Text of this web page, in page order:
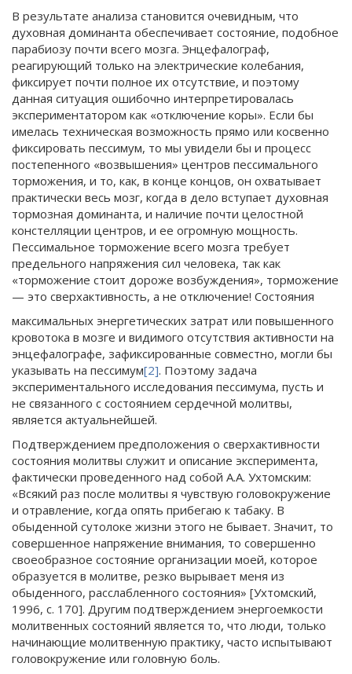
В результате анализа становится очевидным, что
духовная доминанта обеспечивает состояние, подобное
парабиозу почти всего мозга. Энцефалограф,
реагирующий только на электрические колебания,
фиксирует почти полное их отсутствие, и поэтому
данная ситуация ошибочно интерпретировалась
экспериментатором как «отключение коры». Если бы
имелась техническая возможность прямо или косвенно
фиксировать пессимум, то мы увидели бы и процесс
постепенного «возвышения» центров пессимального
торможения, и то, как, в конце концов, он охватывает
практически весь мозг, когда в дело вступает духовная
тормозная доминанта, и наличие почти целостной
констелляции центров, и ее огромную мощность.
Пессимальное торможение всего мозга требует
предельного напряжения сил человека, так как
«торможение стоит дороже возбуждения», торможение
— это сверхактивность, а не отключение! Состояния
максимальных энергетических затрат или повышенного
кровотока в мозге и видимого отсутствия активности на
энцефалографе, зафиксированные совместно, могли бы
указывать на пессимум[2]. Поэтому задача
экспериментального исследования пессимума, пусть и
не связанного с состоянием сердечной молитвы,
является актуальнейшей.
Подтверждением предположения о сверхактивности
состояния молитвы служит и описание эксперимента,
фактически проведенного над собой А.А. Ухтомским:
«Всякий раз после молитвы я чувствую головокружение
и отравление, когда опять прибегаю к табаку. В
обыденной сутолоке жизни этого не бывает. Значит, то
совершенное напряжение внимания, то совершенно
своеобразное состояние организации моей, которое
образуется в молитве, резко вырывает меня из
обыденного, расслабленного состояния» [Ухтомский,
1996, с. 170]. Другим подтверждением энергоемкости
молитвенных состояний является то, что люди, только
начинающие молитвенную практику, часто испытывают
головокружение или головную боль.